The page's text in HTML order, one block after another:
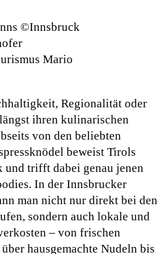
Mario
Regionalität oder
ihren kulinarischen
von den beliebten
beweist Tirols
und trifft dabei genau jenen
In der Innsbrucker
man nicht nur direkt bei den
sondern auch lokale und
– von frischen
hausgemachte Nudeln bis